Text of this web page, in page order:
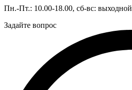
Пн.-Пт.: 10.00-18.00, сб-вс: выходной
Задайте вопрос